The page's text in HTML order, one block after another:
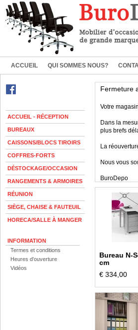
ACCUEIL QUI SOMMES NOUS?
ACCUEIL - RÉCEPTION
BUREAUX
CAISSONS/BLOCS TIROIRS
COFFRES-FORTS
DÉSTOCKAGE/OCCASION
RANGEMENTS & ARMOIRES
RÉUNION
SIÈGE, CHAISE & FAUTEUIL
HORECA/SALLE À MANGER
INFORMATION
Termes et conditions
Heures d'ouverture
Vidéos
Fermeture
Votre
Dans la
plus brefs
La
Nous vous
BuroDepo
Bureau N-
cm
€ 334,00